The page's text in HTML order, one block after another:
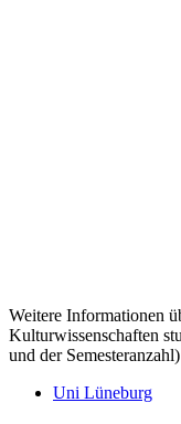
Weitere Informationen
Kulturwissenschaften
und der
Uni Lüneburg